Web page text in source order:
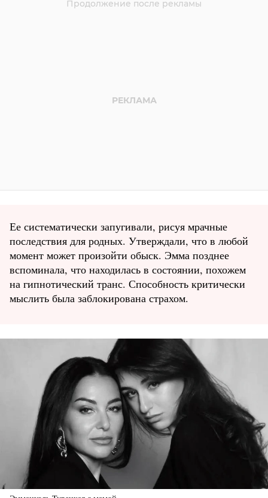
Ее систематически запугивали, рисуя мрачные
последствия для родных. Утверждали, что в любой
момент может произойти обыск. Эмма позднее
вспоминала, что находилась в состоянии, похожем
на гипнотический транс. Способность критически
мыслить была заблокирована страхом.